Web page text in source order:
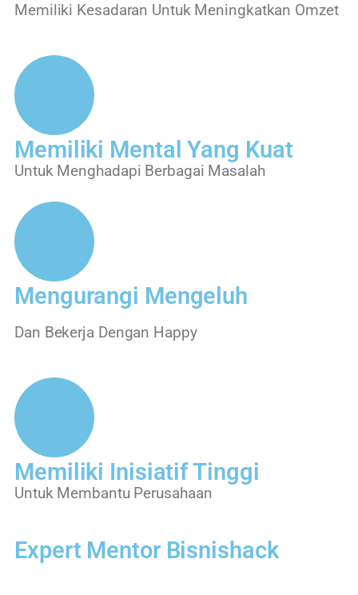
Memiliki Kesadaran Untuk Meningkatkan Omzet
Memiliki Mental Yang Kuat
Untuk Menghadapi Berbagai Masalah
Mengurangi Mengeluh
Dan Bekerja Dengan Happy
Memiliki Inisiatif Tinggi
Untuk Membantu Perusahaan
Expert Mentor Bisnishack